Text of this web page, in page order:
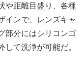
や距離目盛り、各種
インで、レンズキャ
部分にはシリコンゴ
て洗浄が可能だ。